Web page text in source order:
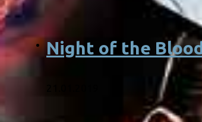
Night of the